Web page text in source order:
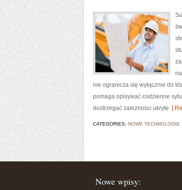
nie ogranicza się wyłącznie do
pomaga opisywać codzienne
dostrzegać zależności ukryte [
CATEGORIES: NOWE TECHNOLOGIE
Nowe wpisy: